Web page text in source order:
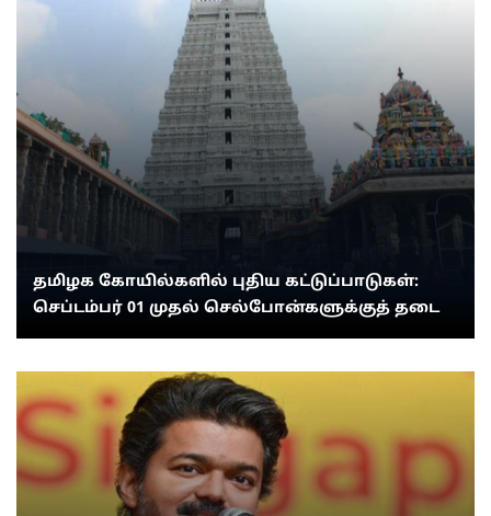
தமிழக கோயில்களில் புதிய கட்டுப்பாடுகள்:
செப்டம்பர் 01 முதல் செல்போன்களுக்குத் தடை